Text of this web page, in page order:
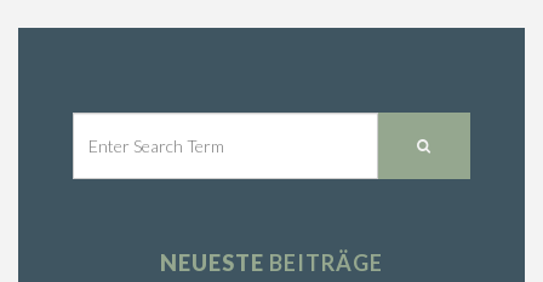
NEUESTE BEITRÄGE